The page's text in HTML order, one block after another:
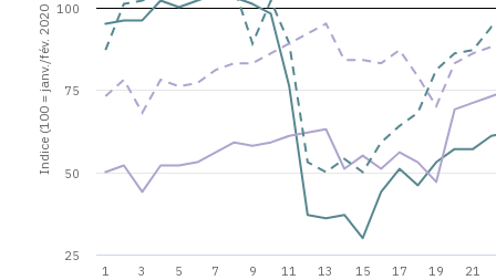
Indice (100 = janv./fév. 2020
1 3 5 7 9 11 13 15 17 19 21
100
25
50
75